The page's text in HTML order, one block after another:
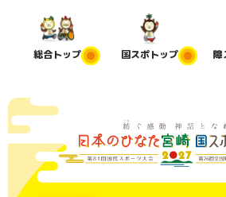
総合トップ 国スポトップ 障